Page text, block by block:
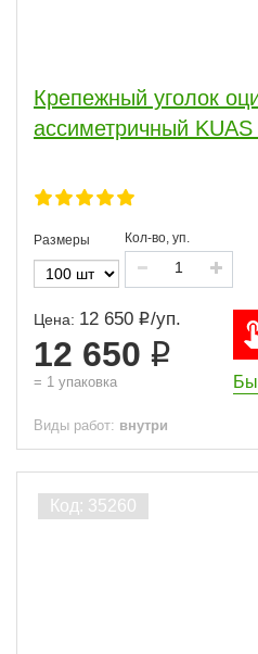
Крепежный уголок
ассиметричный
Размеры Кол-во, уп.
Цена: 12 650 /уп.
12 650
= 1 упаковка
Виды работ: внутри